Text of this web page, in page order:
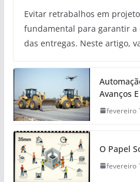
Evitar retrabalhos em
fundamental para garantir a
das entregas. Neste artigo,
Avanços
fevereiro
O Papel
fevereiro